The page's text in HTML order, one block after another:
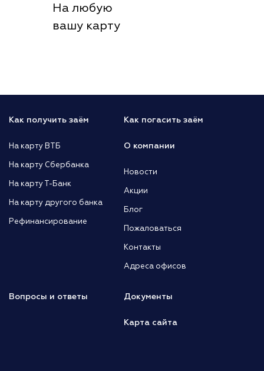
На любую
вашу карту
Как получить заём
На карту ВТБ
На карту Сбербанка
На карту Т-Банк
На карту другого банка
Рефинансирование
Как погасить заём
О компании
Новости
Акции
Блог
Пожаловаться
Контакты
Адреса офисов
Вопросы и ответы Документы
Карта сайта